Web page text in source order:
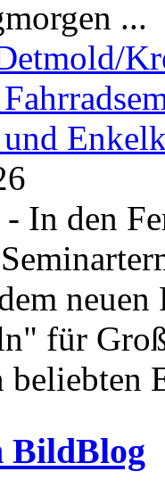
...
In den
neuen
für
beliebten
BildBlog